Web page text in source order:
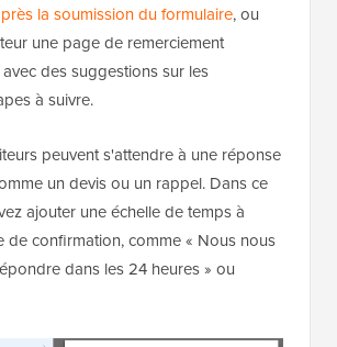
la soumission du formulaire, ou
une page de remerciement
des suggestions sur les
à suivre.
peuvent s'attendre à une réponse
un devis ou un rappel. Dans ce
ajouter une échelle de temps à
de confirmation, comme « Nous nous
dans les 24 heures » ou